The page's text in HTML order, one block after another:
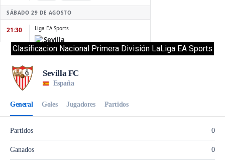
Clasificacion Nacional Primera División LaLiga EA Sports